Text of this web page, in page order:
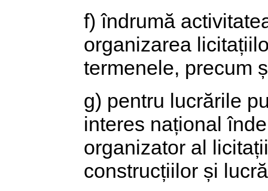
f) îndrumă
organizarea
termenele, precum
g) pentru lucrările
interes național
organizator al
construcțiilor și